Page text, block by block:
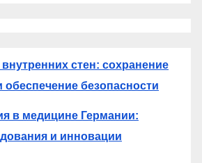
стен: сохранение
обеспечение безопасности
в медицине Германии:
и инновации